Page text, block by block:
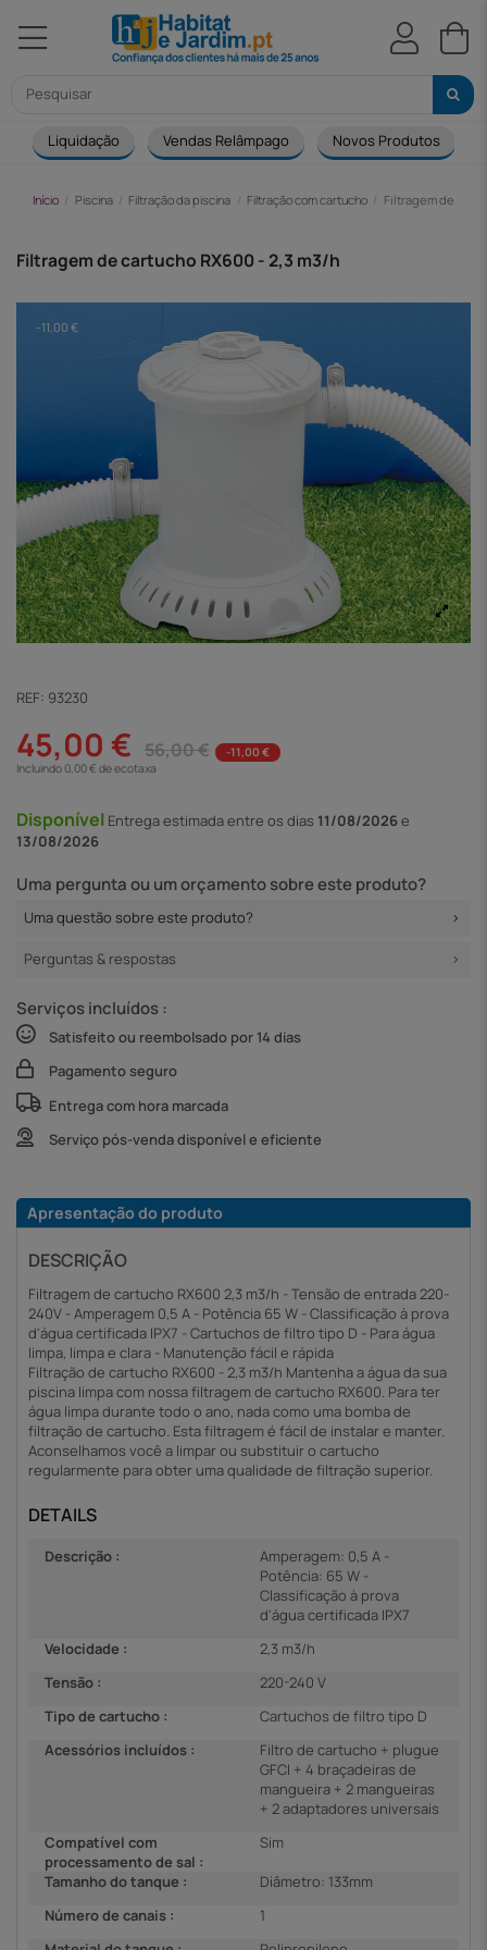
Liquidação Vendas Relâmpago Novos Produtos
Início Piscina Filtração da piscina Filtração com cartucho Filtragem de
Filtragem de cartucho RX600 - 2,3 m3/h
-11,00 €
REF: 93230
45,00 € 56,00 €
-11,00 €
Incluindo 0,00 € de ecotaxa
Disponível Entregaestimada entre os dias 11/08/2026e
13/08/2026
Uma pergunta ou um orçamento sobre este produto?
Uma questão sobre este produto?
Perguntas & respostas
Serviços incluídos :
Satisfeito ou reembolsado por 14 dias
Pagamento seguro
Entrega com hora marcada
Serviço pós-venda disponível e eficiente
Apresentação do produto
DESCRIÇÃO
Filtragem de cartucho RX600 2,3 m3/h - Tensão de entrada 220-
240V - Amperagem 0,5 A - Potência 65 W - Classificação à prova
d'água certificada IPX7 - Cartuchos de filtro tipo D - Para água
limpa, limpa e clara - Manutenção fácil e rápida
Filtração de cartucho RX600 - 2,3 m3/h Mantenha a água da sua
piscina limpa com nossa filtragem de cartucho RX600. Para ter
água limpa durante todo o ano, nada como uma bomba de
filtração de cartucho. Esta filtragem é fácil de instalar e manter.
Aconselhamos você a limpar ou substituir o cartucho
regularmente para obter uma qualidade de filtração superior.
DETAILS
Descrição :
Amperagem: 0,5 A -
Potência: 65 W -
Classificação à prova
d'água certificada IPX7
Velocidade :
2,3 m3/h
Tensão :
220-240 V
Tipo de cartucho :
Cartuchos de filtro tipo D
Acessórios incluídos :
Filtro de cartucho + plugue
GFCI + 4 braçadeiras de
mangueira + 2 mangueiras
+ 2 adaptadores universais
Compatível com
processamento de sal :
Sim
Tamanho do tanque :
Diâmetro: 133mm
Número de canais :
1